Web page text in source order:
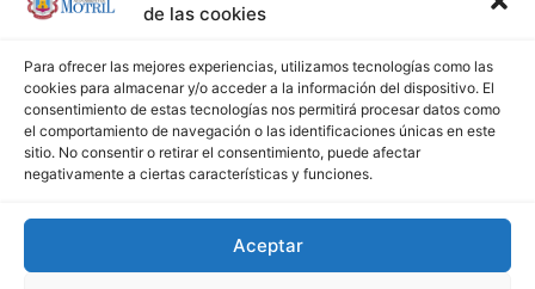
de las cookies
Para ofrecer las mejores experiencias, utilizamos tecnologías como las
cookies para almacenar y/o acceder a la información del dispositivo. El
consentimiento de estas tecnologías nos permitirá procesar datos como
el comportamiento de navegación o las identificaciones únicas en este
sitio. No consentir o retirar el consentimiento, puede afectar
negativamente a ciertas características y funciones.
Aceptar